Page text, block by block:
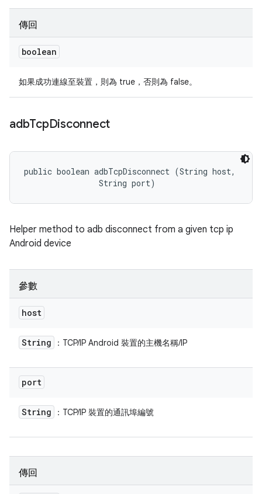
傳回
boolean
如果成功連線至裝置，則為 true，否則為 false。
adbTcpDisconnect
public boolean adbTcpDisconnect (String host,
                String port)
Helper method to adb disconnect from a given tcp ip
Android device
參數
host
String ：TCP/IP Android 裝置的主機名稱/IP
port
String ：TCP/IP 裝置的通訊埠編號
傳回